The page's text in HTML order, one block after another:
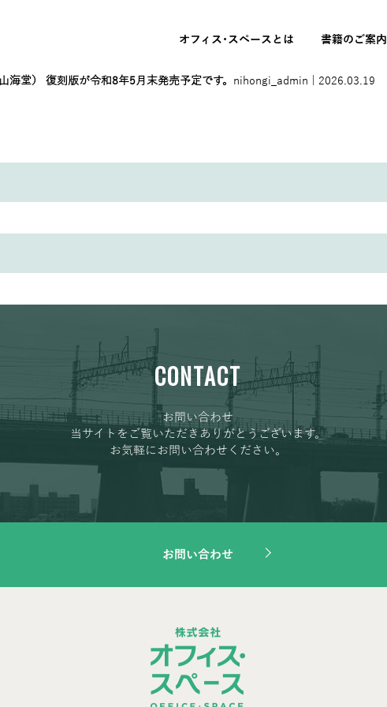
オフィス･スペースとは 書籍のご案内
海堂） 復刻版が令和8年5月末発売予定です。 nihongi_admin 2026.03.19
CONTACT
お問い合わせ
当サイトをご覧いただきありがとうございます。
お気軽にお問い合わせください。
お問い合わせ